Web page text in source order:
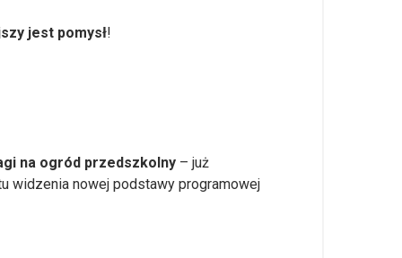
jest pomysł!
na ogród przedszkolny – już
widzenia nowej podstawy programowej